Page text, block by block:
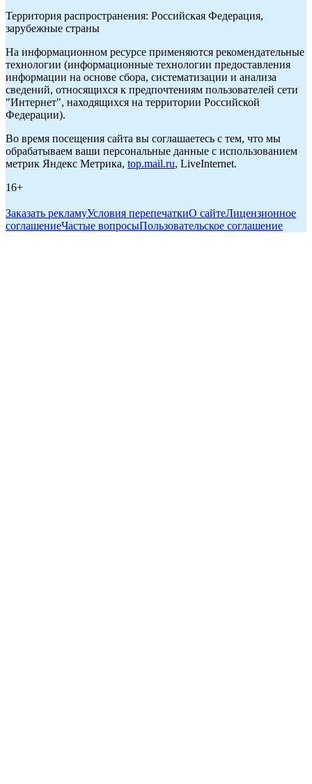
Территория распространения: Российская Федерация,
зарубежные страны
На информационном ресурсе применяются рекомендательные
технологии (информационные технологии предоставления
информации на основе сбора, систематизации и анализа
сведений, относящихся к предпочтениям пользователей сети
"Интернет", находящихся на территории Российской
Федерации).
Во время посещения сайта вы соглашаетесь с тем, что мы
обрабатываем ваши персональные данные с использованием
метрик Яндекс Метрика, top.mail.ru, LiveInternet.
16+
Заказать рекламуУсловия перепечаткиО сайтеЛицензионное
соглашениеЧастые вопросыПользовательское соглашение